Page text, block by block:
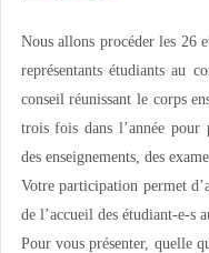
Nous allons procéder les 26
représentants étudiants au
conseil réunissant le corps
trois fois dans l’année pour
des enseignements, des
Votre participation permet
de l’accueil des étudiant-e-s
Pour vous présenter, quelle